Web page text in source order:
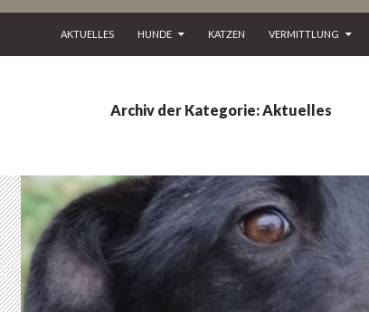
AKTUELLES
HUNDE KATZEN VERMITTLUNG
Archiv der Kategorie: Aktuelles